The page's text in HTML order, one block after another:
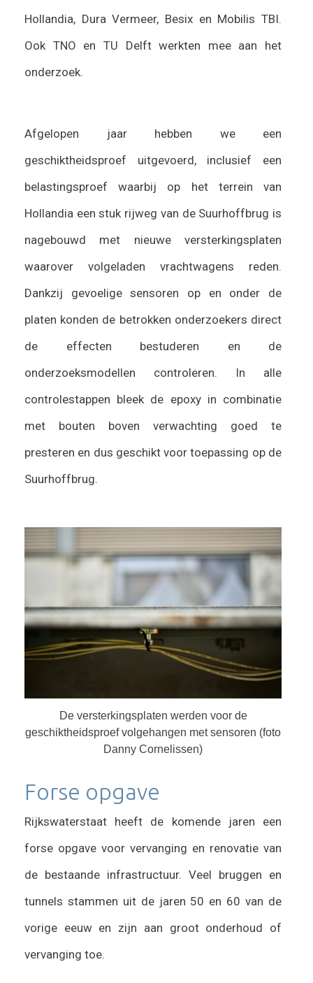
Hollandia, Dura Vermeer, Besix en Mobilis TBI.
Ook TNO en TU Delft werkten mee aan het
onderzoek.
Afgelopen jaar hebben we een
geschiktheidsproef uitgevoerd, inclusief een
belastingsproef waarbij op het terrein van
Hollandia een stuk rijweg van de Suurhoffbrug is
nagebouwd met nieuwe versterkingsplaten
waarover volgeladen vrachtwagens reden.
Dankzij gevoelige sensoren op en onder de
platen konden de betrokken onderzoekers direct
de effecten bestuderen en de
onderzoeksmodellen controleren. In alle
controlestappen bleek de epoxy in combinatie
met bouten boven verwachting goed te
presteren en dus geschikt voor toepassing op de
Suurhoffbrug.
De versterkingsplaten werden voor de
geschiktheidsproef volgehangen met sensoren (foto
Danny Cornelissen)
Forse opgave
Rijkswaterstaat heeft de komende jaren een
forse opgave voor vervanging en renovatie van
de bestaande infrastructuur. Veel bruggen en
tunnels stammen uit de jaren 50 en 60 van de
vorige eeuw en zijn aan groot onderhoud of
vervanging toe.